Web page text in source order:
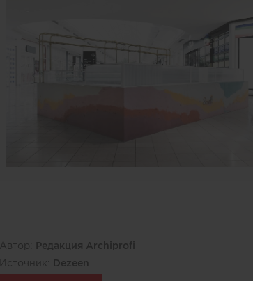
Автор: Редакция Archiprofi
Источник:
Dezeen